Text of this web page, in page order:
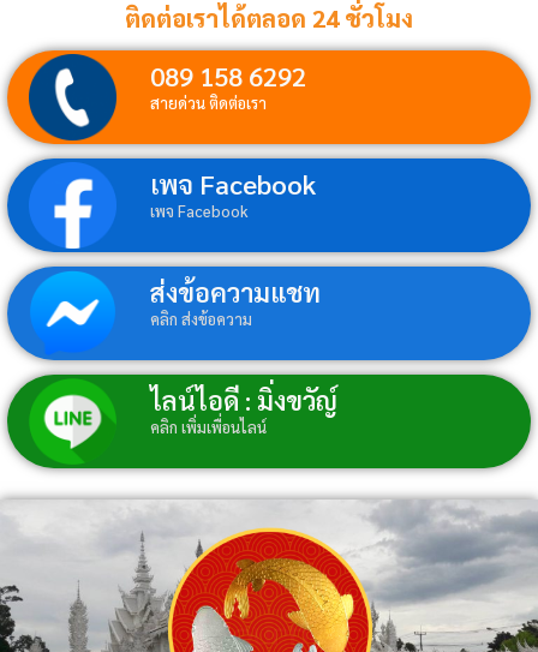
ติดต่อเราได้ตลอด 24 ชั่วโมง
089 158 6292
สายด่วน ติดต่อเรา
เพจ Facebook
เพจ Facebook
ส่งข้อความแชท
คลิก ส่งข้อความ
ไลน์ไอดี : มิ่งขวัญ์
คลิก เพิ่มเพื่อนไลน์